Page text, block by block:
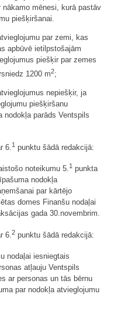
mēnesi, kurā pastāv
piešķiršanai.
par zemi, kas
apbūvē ietilpstošajām
piešķir par zemes
1200 m2;
nepiešķir, ja
piešķiršanu
parāds Ventspils
6. 1 punktu šādā redakcijā:
noteikumu 5.1 punkta
nodokļa
par kārtējo
domes Finanšu nodaļai
gada 30.novembrim.
6. 2 punktu šādā redakcijā:
nodaļai iesniegtais
atļauju Ventspils
ar personas un tās bērnu
par nodokļa atvieglojumu